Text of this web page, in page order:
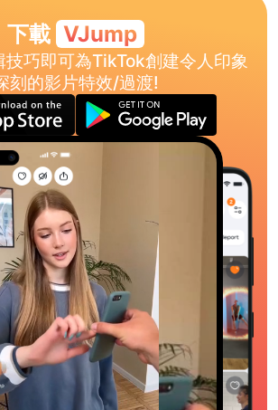
下載 VJump
技巧即可為TikTok創建令人印象
刻的影片特效/過渡!